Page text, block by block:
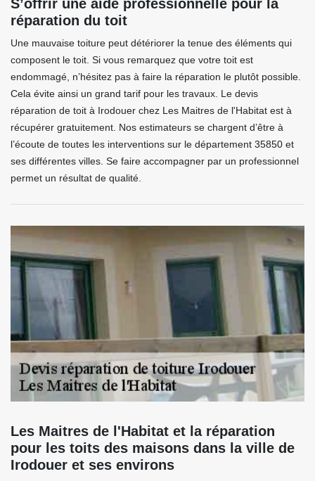
S’offrir une aide professionnelle pour la
réparation du toit
Une mauvaise toiture peut détériorer la tenue des éléments qui
composent le toit. Si vous remarquez que votre toit est
endommagé, n’hésitez pas à faire la réparation le plutôt possible.
Cela évite ainsi un grand tarif pour les travaux. Le devis
réparation de toit à Irodouer chez Les Maitres de l'Habitat est à
récupérer gratuitement. Nos estimateurs se chargent d’être à
l’écoute de toutes les interventions sur le département 35850 et
ses différentes villes. Se faire accompagner par un professionnel
permet un résultat de qualité.
Les Maitres de l'Habitat et la réparation
pour les toits des maisons dans la ville de
Irodouer et ses environs